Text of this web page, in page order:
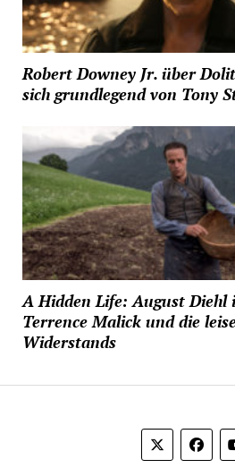
Robert Downey Jr. über
sich grundlegend von Tony
A Hidden Life: August
Terrence Malick und die
Widerstands